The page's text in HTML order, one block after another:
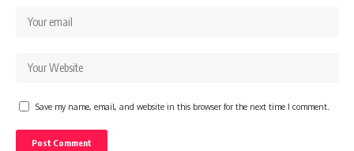
Save my name, email, and website in this browser for the next time I comment.